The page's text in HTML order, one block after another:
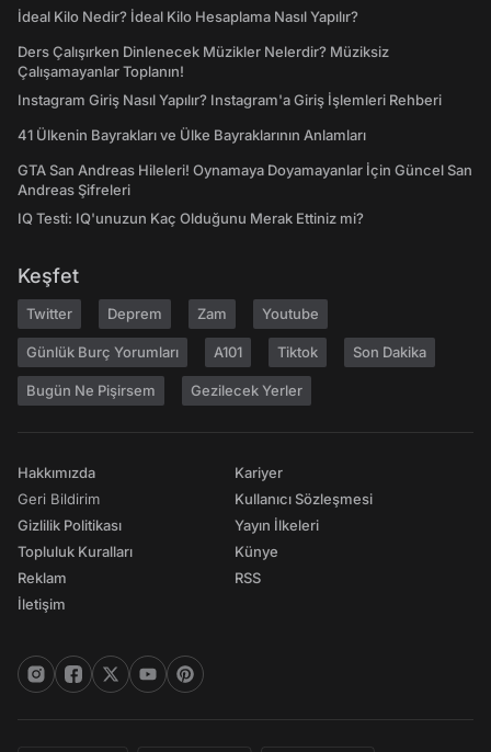
İdeal Kilo Nedir? İdeal Kilo Hesaplama Nasıl Yapılır?
Ders Çalışırken Dinlenecek Müzikler Nelerdir? Müziksiz
Çalışamayanlar Toplanın!
Instagram Giriş Nasıl Yapılır? Instagram'a Giriş İşlemleri Rehberi
41 Ülkenin Bayrakları ve Ülke Bayraklarının Anlamları
GTA San Andreas Hileleri! Oynamaya Doyamayanlar İçin Güncel San
Andreas Şifreleri
IQ Testi: IQ'unuzun Kaç Olduğunu Merak Ettiniz mi?
Keşfet
Twitter Deprem Zam Youtube
Günlük Burç Yorumları A101 Tiktok Son Dakika
Bugün Ne Pişirsem Gezilecek Yerler
Hakkımızda
Geri Bildirim
Gizlilik Politikası
Topluluk Kuralları
Reklam
İletişim
Kariyer
Kullanıcı Sözleşmesi
Yayın İlkeleri
Künye
RSS